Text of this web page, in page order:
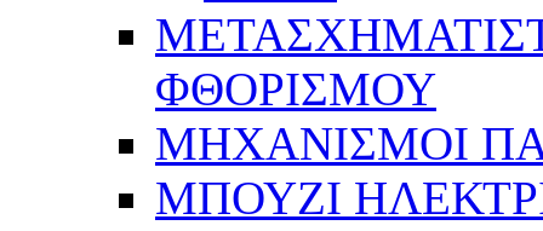
ΦΘΟΡΙΣΜΟΥ
ΜΗΧΑΝΙΣΜΟΙ
ΜΠΟΥΖΙ